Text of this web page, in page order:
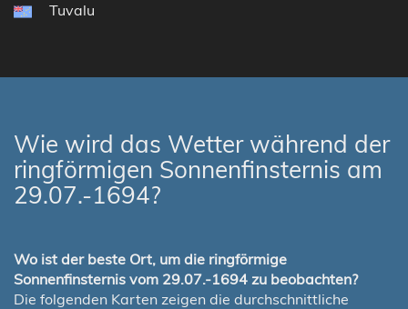
Tuvalu
Wie wird das Wetter während der
ringförmigen Sonnenfinsternis am
29.07.-1694?
Wo ist der beste Ort, um die ringförmige
Sonnenfinsternis vom 29.07.-1694 zu beobachten?
Die folgenden Karten zeigen die durchschnittliche